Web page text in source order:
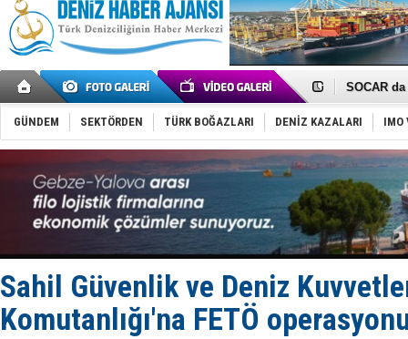
‘14.
Taksi
SOCAR da
Dünyanın
D-Marin,
Van’da
ASEAN
TAYK -
İstanbul
GÜNDEM SEKTÖRDEN TÜRK BOĞAZLARI DENİZ KAZALARI IMO
Sahil Güvenlik ve Deniz
Komutanlığı'na FETÖ